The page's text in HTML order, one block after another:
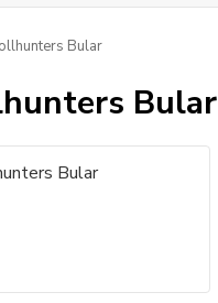
Bular
Bular